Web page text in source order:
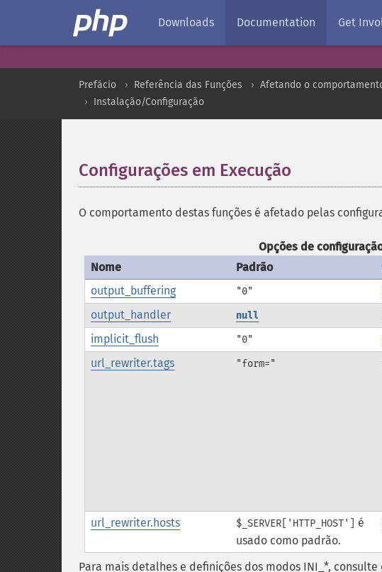
Downloads Documentation Get
Prefácio Referência das Funções Afetando o
Instalação/Configuração
Configurações em Execução
O comportamento destas funções é afetado pelas
Opções de
Nome
Padrão
output_buffering
"0"
output_handler null
implicit_flush "0"
url_rewriter.tags "form="
url_rewriter.hosts
$_SERVER['HTTP_HOST']
é
usado como padrão.
Para mais detalhes e definições dos modos INI_*, consulte